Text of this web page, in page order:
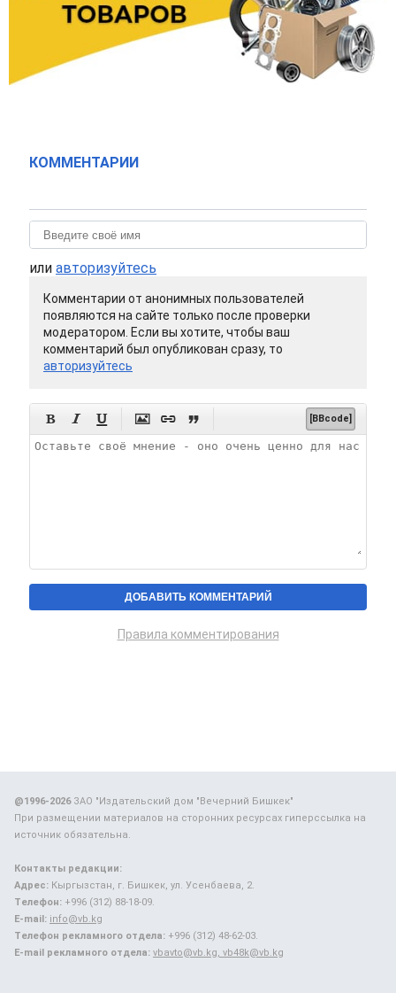
КОММЕНТАРИИ
или авторизуйтесь
Комментарии от анонимных пользователей
появляются на сайте только после проверки
модератором. Если вы хотите, чтобы ваш
комментарий был опубликован сразу, то
авторизуйтесь
      [BBcode]
Правила комментирования
@1996-2026ЗАО "Издательский дом "Вечерний Бишкек"
При размещении материалов на сторонних ресурсах гиперссылка на
источник обязательна.
Контакты редакции:
Адрес: Кыргызстан, г. Бишкек, ул. Усенбаева, 2.
Телефон: +996 (312) 88-18-09.
E-mail: info@vb.kg
Телефон рекламного отдела: +996 (312) 48-62-03.
E-mail рекламного отдела: vbavto@vb.kg, vb48k@vb.kg